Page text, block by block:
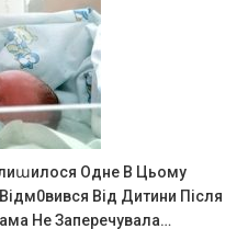
Одне В Цьому
Від Дитини Після
Не Заперечувала…